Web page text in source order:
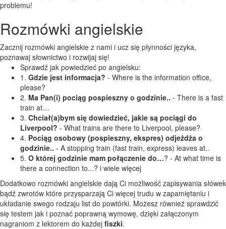
problemu!
Rozmówki angielskie
Zacznij rozmówki angielskie z nami i ucz się płynności języka,
poznawaj słownictwo i rozwijaj się!
Sprawdź jak powiedzieć po angielsku:
1. Gdzie jest informacja? - Where is the information office,
please?
2. Ma Pan(i) pociąg pospieszny o godzinie.. - There is a fast
train at…
3. Chciał(a)bym się dowiedzieć, jakie są pociągi do
Liverpool? - What trains are there to Liverpool, please?
4. Pociąg osobowy (pospieszny, ekspres) odjeżdża o
godzinie.. - A stopping train (fast train, express) leaves at..
5. O której godzinie mam połączenie do…? - At what time is
there a connection to...? i wiele więcej
Dodatkowo rozmówki angielskie dają Ci możliwość zapisywania słówek
bądź zwrotów które przysparzają Ci więcej trudu w zapamiętaniu i
układanie swego rodzaju list do powtórki. Możesz również sprawdzić
się testem jak i poznać poprawną wymowę, dzięki załączonym
nagraniom z lektorem do każdej fiszki.